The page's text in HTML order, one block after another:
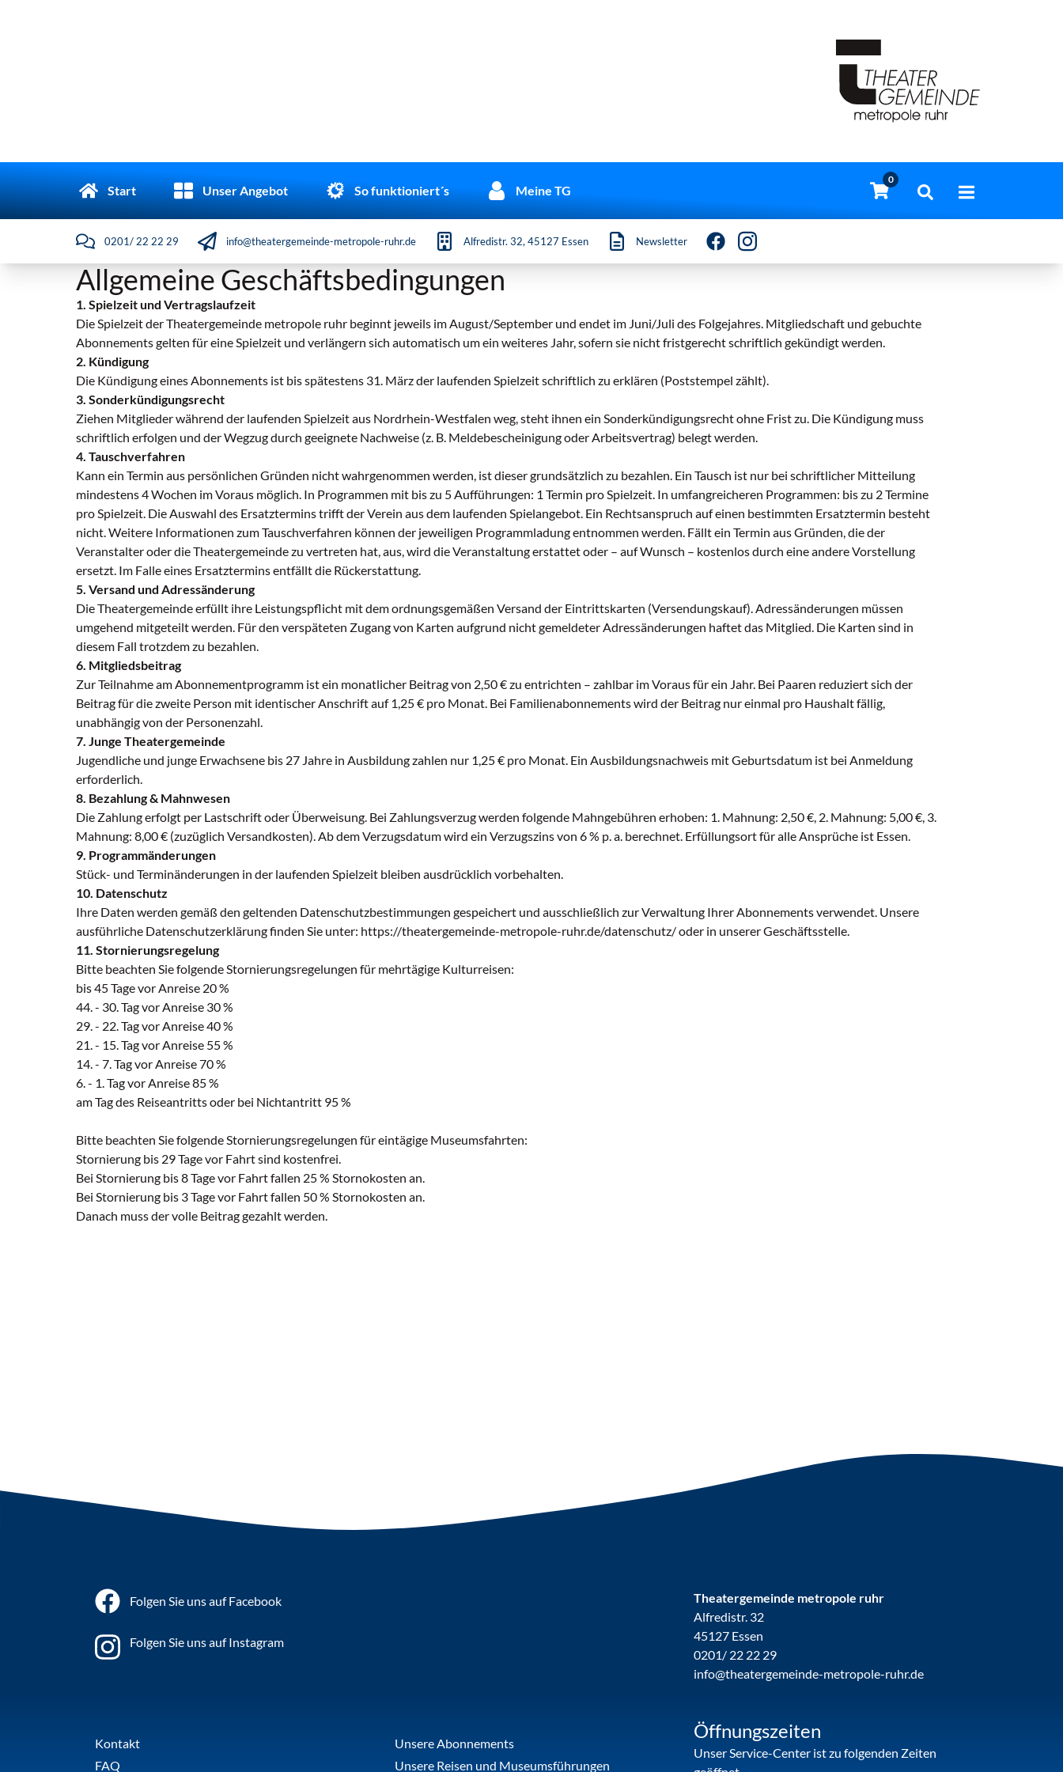
Start Unser Angebot So funktioniert´s Meine TG
0
0201/ 22 22 29 info@theatergemeinde-metropole-ruhr.de Alfredistr. 32, 45127 Essen Newsletter
Allgemeine Geschäftsbedingungen
1. Spielzeit und Vertragslaufzeit
Die Spielzeit der Theatergemeinde metropole ruhr beginnt jeweils im August/September und endet im Juni/Juli des Folgejahres. Mitgliedschaft und gebuchte
Abonnements gelten für eine Spielzeit und verlängern sich automatisch um ein weiteres Jahr, sofern sie nicht fristgerecht schriftlich gekündigt werden.
2. Kündigung
Die Kündigung eines Abonnements ist bis spätestens 31. März der laufenden Spielzeit schriftlich zu erklären (Poststempel zählt).
3. Sonderkündigungsrecht
Ziehen Mitglieder während der laufenden Spielzeit aus Nordrhein-Westfalen weg, steht ihnen ein Sonderkündigungsrecht ohne Frist zu. Die Kündigung muss
schriftlich erfolgen und der Wegzug durch geeignete Nachweise (z. B. Meldebescheinigung oder Arbeitsvertrag) belegt werden.
4. Tauschverfahren
Kann ein Termin aus persönlichen Gründen nicht wahrgenommen werden, ist dieser grundsätzlich zu bezahlen. Ein Tausch ist nur bei schriftlicher Mitteilung
mindestens 4 Wochen im Voraus möglich. In Programmen mit bis zu 5 Aufführungen: 1 Termin pro Spielzeit. In umfangreicheren Programmen: bis zu 2 Termine
pro Spielzeit. Die Auswahl des Ersatztermins trifft der Verein aus dem laufenden Spielangebot. Ein Rechtsanspruch auf einen bestimmten Ersatztermin besteht
nicht. Weitere Informationen zum Tauschverfahren können der jeweiligen Programmladung entnommen werden. Fällt ein Termin aus Gründen, die der
Veranstalter oder die Theatergemeinde zu vertreten hat, aus, wird die Veranstaltung erstattet oder – auf Wunsch – kostenlos durch eine andere Vorstellung
ersetzt. Im Falle eines Ersatztermins entfällt die Rückerstattung.
5. Versand und Adressänderung
Die Theatergemeinde erfüllt ihre Leistungspflicht mit dem ordnungsgemäßen Versand der Eintrittskarten (Versendungskauf). Adressänderungen müssen
umgehend mitgeteilt werden. Für den verspäteten Zugang von Karten aufgrund nicht gemeldeter Adressänderungen haftet das Mitglied. Die Karten sind in
diesem Fall trotzdem zu bezahlen.
6. Mitgliedsbeitrag
Zur Teilnahme am Abonnementprogramm ist ein monatlicher Beitrag von 2,50 € zu entrichten – zahlbar im Voraus für ein Jahr. Bei Paaren reduziert sich der
Beitrag für die zweite Person mit identischer Anschrift auf 1,25 € pro Monat. Bei Familienabonnements wird der Beitrag nur einmal pro Haushalt fällig,
unabhängig von der Personenzahl.
7. Junge Theatergemeinde
Jugendliche und junge Erwachsene bis 27 Jahre in Ausbildung zahlen nur 1,25 € pro Monat. Ein Ausbildungsnachweis mit Geburtsdatum ist bei Anmeldung
erforderlich.
8. Bezahlung & Mahnwesen
Die Zahlung erfolgt per Lastschrift oder Überweisung. Bei Zahlungsverzug werden folgende Mahngebühren erhoben: 1. Mahnung: 2,50 €, 2. Mahnung: 5,00 €, 3.
Mahnung: 8,00 € (zuzüglich Versandkosten). Ab dem Verzugsdatum wird ein Verzugszins von 6 % p. a. berechnet. Erfüllungsort für alle Ansprüche ist Essen.
9. Programmänderungen
Stück- und Terminänderungen in der laufenden Spielzeit bleiben ausdrücklich vorbehalten.
10. Datenschutz
Ihre Daten werden gemäß den geltenden Datenschutzbestimmungen gespeichert und ausschließlich zur Verwaltung Ihrer Abonnements verwendet. Unsere
ausführliche Datenschutzerklärung finden Sie unter: https://theatergemeinde-metropole-ruhr.de/datenschutz/ oder in unserer Geschäftsstelle.
11. Stornierungsregelung
Bitte beachten Sie folgende Stornierungsregelungen für mehrtägige Kulturreisen:
bis 45 Tage vor Anreise 20 %
44. - 30. Tag vor Anreise 30 %
29. - 22. Tag vor Anreise 40 %
21. - 15. Tag vor Anreise 55 %
14. - 7. Tag vor Anreise 70 %
6. - 1. Tag vor Anreise 85 %
am Tag des Reiseantritts oder bei Nichtantritt 95 %
Bitte beachten Sie folgende Stornierungsregelungen für eintägige Museumsfahrten:
Stornierung bis 29 Tage vor Fahrt sind kostenfrei.
Bei Stornierung bis 8 Tage vor Fahrt fallen 25 % Stornokosten an.
Bei Stornierung bis 3 Tage vor Fahrt fallen 50 % Stornokosten an.
Danach muss der volle Beitrag gezahlt werden.
Folgen Sie uns auf Facebook
Folgen Sie uns auf Instagram
Kontakt
FAQ
Unsere Abonnements
Unsere Reisen und Museumsführungen
Theatergemeinde metropole ruhr
Alfredistr. 32
45127 Essen
0201/ 22 22 29
info@theatergemeinde-metropole-ruhr.de
Öffnungszeiten
Unser Service-Center ist zu folgenden Zeiten